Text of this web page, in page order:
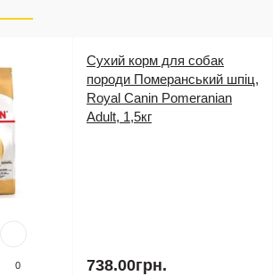
0
Сухий корм для собак
породи Померанський шпіц,
Royal Canin Pomeranian
Adult, 1,5кг
738.00грн.